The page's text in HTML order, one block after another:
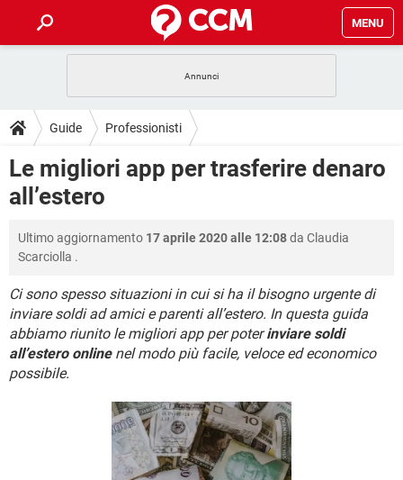
MENU
INTRATTENIMENTO
iOS WINDOWS 10
INSTAGRAM
HARDWARE
GUIDE
COVID-19
INTRATTENIMENTO ANDROID
INSTAGRAM WHATSAPP
HARDWARE
DOWNLOAD
COVID-19
iOS
INSTAGRAM WHATSAPP
TIKTOK FACEBOOK
HARDWARE
FORUM
COVID-19 GAMING
iOS WINDOWS 10
INSTAGRAM WHATSAPP
TIKTOK FACEBOOK
GLOSSARIO
COVID-19 GAMING
INTRATTENIMENTO ANDROID
iOS WINDOWS 10
INSTAGRAM
FACEBOOK
Guide Professionisti
Le migliori app per trasferire denaro
all’estero
Ultimo aggiornamento 17 aprile 2020 alle 12:08da Claudia
Scarciolla .
Ci sono spesso situazioni in cui si ha il bisogno urgente di
inviare soldi ad amici e parenti all’estero. In questa guida
abbiamo riunito le migliori app per poterinviare soldi
all’estero onlinenel modo più facile, veloce ed economico
possibile.